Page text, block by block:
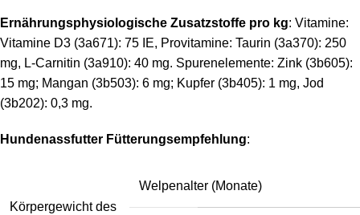
Ernährungsphysiologische Zusatzstoffe pro kg: Vitamine:
Vitamine D3 (3a671): 75 IE, Provitamine: Taurin (3a370): 250
mg, L-Carnitin (3a910): 40 mg. Spurenelemente: Zink (3b605):
15 mg; Mangan (3b503): 6 mg; Kupfer (3b405): 1 mg, Jod
(3b202): 0,3 mg.
Hundenassfutter Fütterungsempfehlung:
Körpergewicht des
Welpenalter (Monate)